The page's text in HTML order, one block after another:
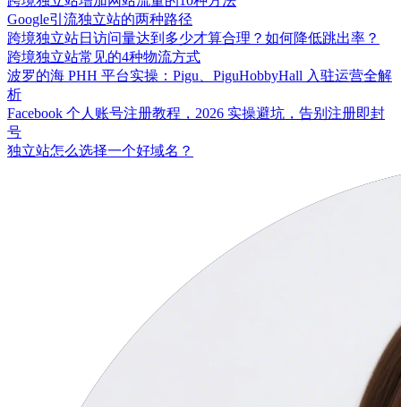
Google引流独立站的两种路径
跨境独立站日访问量达到多少才算合理？如何降低跳出率？
跨境独立站常见的4种物流方式
波罗的海 PHH 平台实操：Pigu、PiguHobbyHall 入驻运营全解
析
Facebook 个人账号注册教程，2026 实操避坑，告别注册即封
号
独立站怎么选择一个好域名？